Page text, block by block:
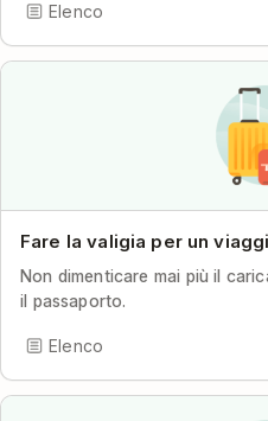
Elenco
Fare la valigia per un
Non dimenticare mai più il
il passaporto.
Elenco